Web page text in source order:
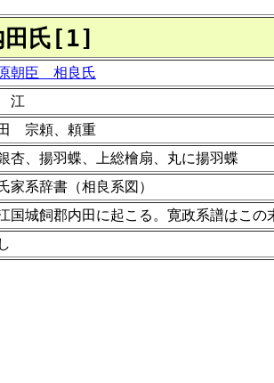
田氏[1]
朝臣 相良氏
江
宗頼、頼重
杏、揚羽蝶、上総檜扇、丸に揚羽蝶
家系辞書（相良系図）
国城飼郡内田に起こる。寛政系譜はこの